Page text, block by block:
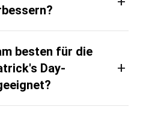
besten für die
Day-
+